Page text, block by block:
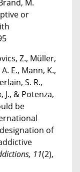
M.
or
Z., Müller,
E., Mann, K.,
S. R.,
J., & Potenza,
be
of
11(2),